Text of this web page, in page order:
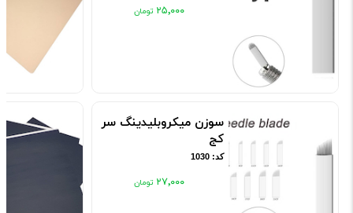
۲۵٬۰۰۰
سوزن میکروبلیدینگ سر
کج
کد: 1030
۲۷٬۰۰۰